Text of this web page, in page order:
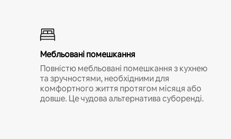
Мебльовані помешкання
Повністю мебльовані помешкання з кухнею
та зручностями, необхідними для
комфортного життя протягом місяця або
довше. Це чудова альтернатива суборенді.